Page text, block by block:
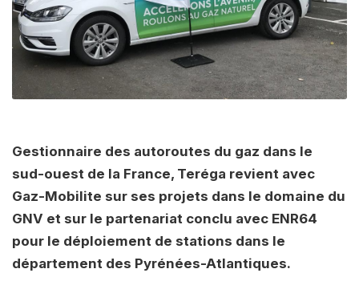
Gestionnaire des autoroutes du gaz dans le
sud-ouest de la France, Teréga revient avec
Gaz-Mobilite sur ses projets dans le domaine du
GNV et sur le partenariat conclu avec ENR64
pour le déploiement de stations dans le
département des Pyrénées-Atlantiques.